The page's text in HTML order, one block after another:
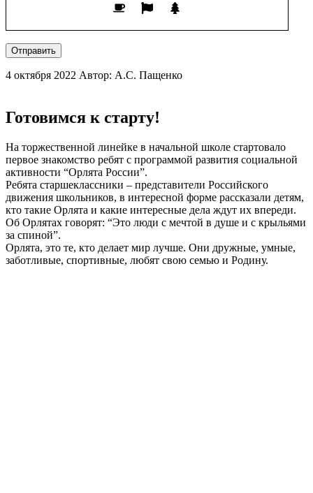
Отправить
4 октября 2022 Автор: А.С. Пащенко
Готовимся к старту!
На торжественной линейке в начальной школе стартовало
первое знакомство ребят с программой развития социальной
активности “Орлята России”.
Ребята старшеклассники – представители Российского
движения школьников, в интересной форме рассказали детям,
кто такие Орлята и какие интересные дела ждут их впереди.
Об Орлятах говорят: “Это люди с мечтой в душе и с крыльями
за спиной”.
Орлята, это те, кто делает мир лучше. Они дружные, умные,
заботливые, спортивные, любят свою семью и Родину.